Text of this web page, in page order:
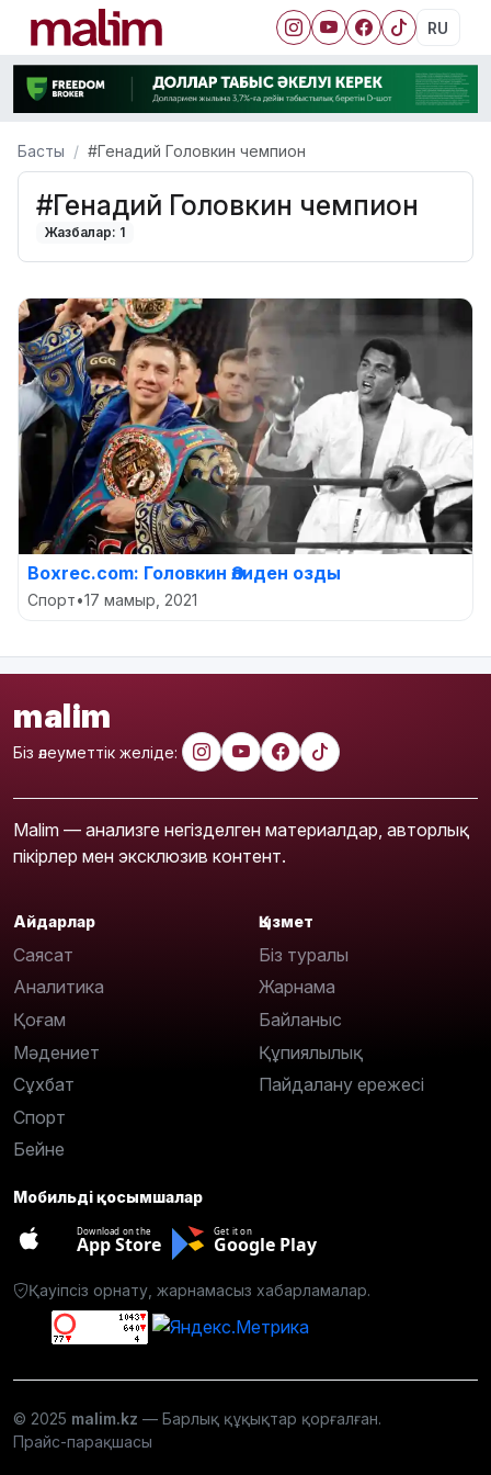
RU
Басты #Генадий Головкин чемпион
#Генадий Головкин чемпион
Жазбалар: 1
Boxrec.com: Головкин Әлиден озды
Спорт•17 мамыр, 2021
malim
Біз әлеуметтік желіде:
Malim — анализге негізделген материалдар, авторлық
пікірлер мен эксклюзив контент.
Айдарлар
Саясат
Аналитика
Қоғам
Мәдениет
Сұхбат
Спорт
Бейне
Қызмет
Біз туралы
Жарнама
Байланыс
Құпиялылық
Пайдалану ережесі
Мобильді қосымшалар
Download on the
App Store
Get it on
Google Play
Қауіпсіз орнату, жарнамасыз хабарламалар.
© 2025 malim.kz — Барлық құқықтар қорғалған.
Прайс-парақшасы